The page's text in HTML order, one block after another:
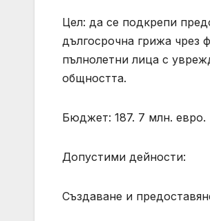
Цел: да се подкрепи
дългосрочна грижа чрез
пълнолетни лица с
общността.
Бюджет: 187. 7 млн. евро.
Допустими дейности:
Създаване и